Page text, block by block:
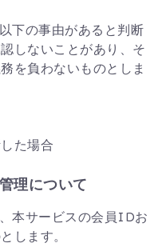
下の事由があると判断
しないことがあり、そ
を負わないものとしま
た場合
理について
本サービスの会員IDお
します。